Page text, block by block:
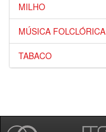
MILHO
MÚSICA FOLCLÓRICA
TABACO